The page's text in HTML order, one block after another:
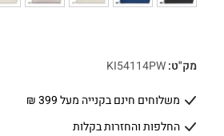
מק"ט:KI54114PW
משלוחים חינם בקנייה מעל 399 ₪
החלפות והחזרות בקלות